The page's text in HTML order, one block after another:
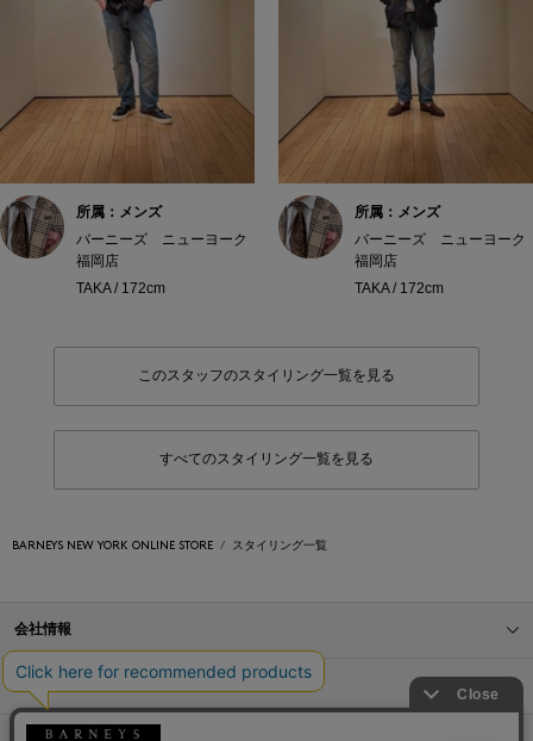
所属：メンズ
バーニーズ ニューヨーク
福岡店
TAKA / 172cm
所属：メンズ
バーニーズ ニューヨーク
福岡店
TAKA / 172cm
このスタッフのスタイリング一覧を見る
すべてのスタイリング一覧を見る
BARNEYS NEW YORK ONLINE STORE スタイリング一覧
会社情報
オンラインストアショッピングガイド